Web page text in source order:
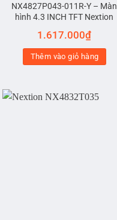
NX4827P043-011R-Y – Màn
hình 4.3 INCH TFT Nextion
1.617.000₫
Thêm vào giỏ hàng